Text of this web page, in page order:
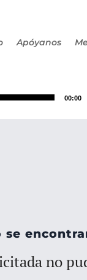
Apóyanos
00:00
se
no